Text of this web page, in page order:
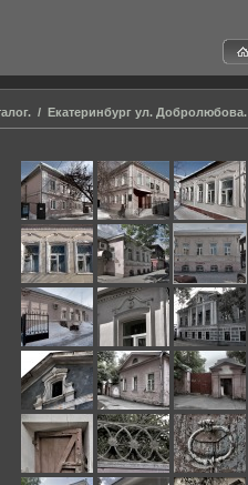
/ Екатеринбург ул. Добролюбова.